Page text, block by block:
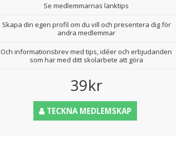
Se medlemmarnas länktips
Skapa din egen profil om du vill och presentera dig för
andra medlemmar
Och informationsbrev med tips, idéer och erbjudanden
som har med ditt skolarbete att göra
39kr
TECKNA MEDLEMSKAP